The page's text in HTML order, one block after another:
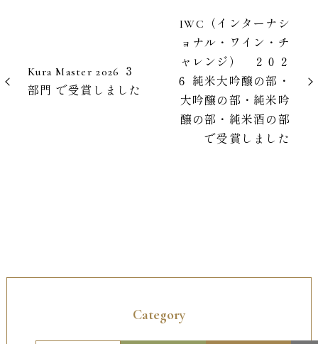
Kura Master 2026 ３
部門 で受賞しました
IWC（インターナシ
ョナル・ワイン・チ
ャレンジ） ２０２
６ 純米大吟醸の部・
大吟醸の部・純米吟
醸の部・純米酒の部
で受賞しました
Category